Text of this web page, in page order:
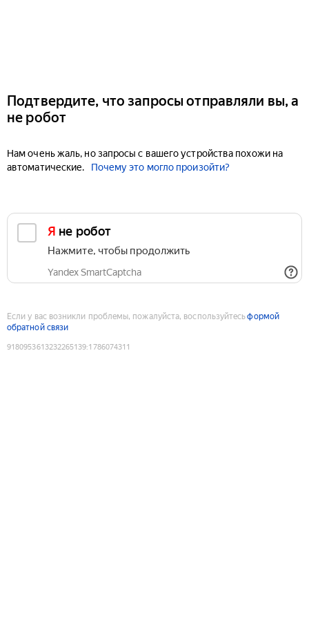
Подтвердите, что запросы отправляли вы, а
не робот
Нам очень жаль, но запросы с вашего устройства похожи на
автоматические.
Почему это могло произойти?
Я не робот
Нажмите, чтобы продолжить
Yandex SmartCaptcha
Если у вас возникли проблемы, пожалуйста, воспользуйтесьформой
обратной связи
9180953613232265139:1786074311